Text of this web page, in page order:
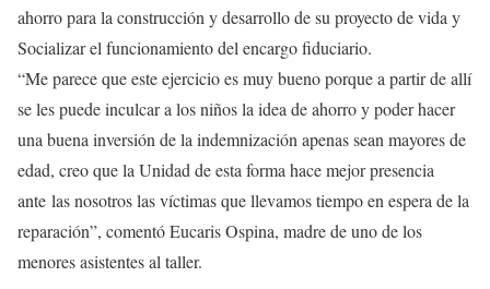
ahorro para la construcción y desarrollo de su proyecto de vida y
Socializar el funcionamiento del encargo fiduciario.
“Me parece que este ejercicio es muy bueno porque a partir de allí
se les puede inculcar a los niños la idea de ahorro y poder hacer
una buena inversión de la indemnización apenas sean mayores de
edad, creo que la Unidad de esta forma hace mejor presencia
ante las nosotros las víctimas que llevamos tiempo en espera de la
reparación”, comentó Eucaris Ospina, madre de uno de los
menores asistentes al taller.